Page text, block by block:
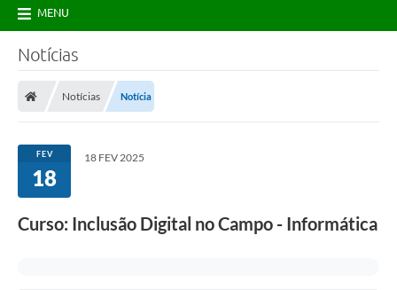
MENU
Notícias
Notícias Notícia
FEV
18
18 FEV 2025
Curso: Inclusão Digital no Campo - Informática